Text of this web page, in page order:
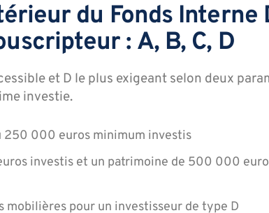
du Fonds Interne
: A, B, C, D
et D le plus exigeant selon deux
investie.
250 000 euros minimum investis
investis et un patrimoine de 500 000
mobilières pour un investisseur de type D